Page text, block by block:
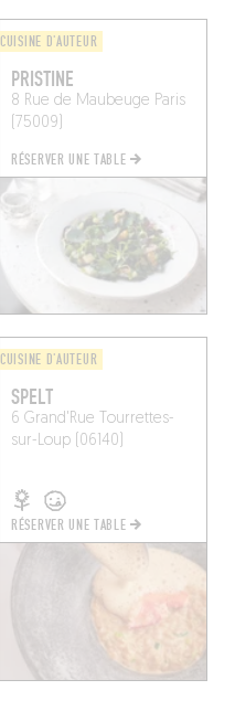
CUISINE D'AUTEUR
PRISTINE
8 Rue de Maubeuge Paris
(75009)
RÉSERVER UNE TABLE
CUISINE D'AUTEUR
SPELT
6 Grand'Rue Tourrettes-
sur-Loup (06140)
RÉSERVER UNE TABLE